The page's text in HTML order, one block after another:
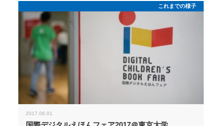
これまでの様子
2017.06.01